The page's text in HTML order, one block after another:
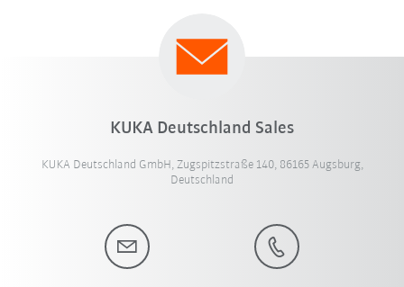
KUKA Deutschland Sales
KUKA Deutschland GmbH, Zugspitzstraße 140, 86165 Augsburg,
Deutschland